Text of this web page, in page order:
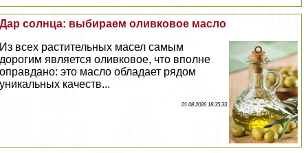
Дар солнца: выбираем оливковое масло
Из всех растительных масел самым
дорогим является оливковое, что вполне
оправдано: это масло обладает рядом
уникальных качеств...
01 08 2026 18:35:33